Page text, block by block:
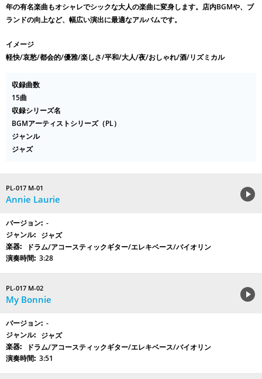
年の有名楽曲もオシャレでシックな大人の楽曲に変身します。店内BGMや、ブ
ランドの向上など、幅広い演出に最適なアルバムです。
イメージ
軽快/哀愁/都会的/優雅/楽しさ/平和/大人/夜/おしゃれ/酒/リズミカル
収録曲数
15曲
収録シリーズ名
BGMアーティストシリーズ（PL）
ジャンル
ジャズ
PL-017 M-01
Annie Laurie
-
ジャズ
ドラム/アコースティックギター/エレキベース/バイオリン
3:28
PL-017 M-02
My Bonnie
-
ジャズ
ドラム/アコースティックギター/エレキベース/バイオリン
3:51